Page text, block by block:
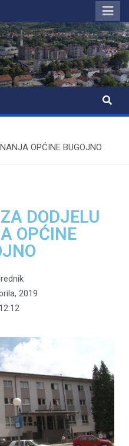
OPĆINE BUGOJNO
DODJELU
OPĆINE
2019
12:12